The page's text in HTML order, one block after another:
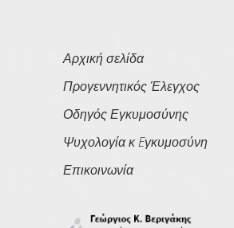
Αρχική σελίδα
Προγεννητικός Έλεγχος
Οδηγός Εγκυμοσύνης
Ψυχολογία κ Eγκυμοσύνη
Επικοινωνία